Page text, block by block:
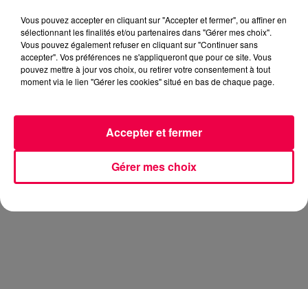
Vous pouvez accepter en cliquant sur "Accepter et fermer", ou affiner en
sélectionnant les finalités et/ou partenaires dans "Gérer mes choix".
Vous pouvez également refuser en cliquant sur "Continuer sans
accepter". Vos préférences ne s'appliqueront que pour ce site. Vous
pouvez mettre à jour vos choix, ou retirer votre consentement à tout
moment via le lien "Gérer les cookies" situé en bas de chaque page.
Gérer mes choix
Accepter et fermer